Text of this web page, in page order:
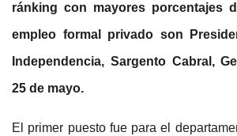
ránking con mayores porcentajes
empleo formal privado son
Independencia, Sargento Cabral,
25 de mayo.
El primer puesto fue para el